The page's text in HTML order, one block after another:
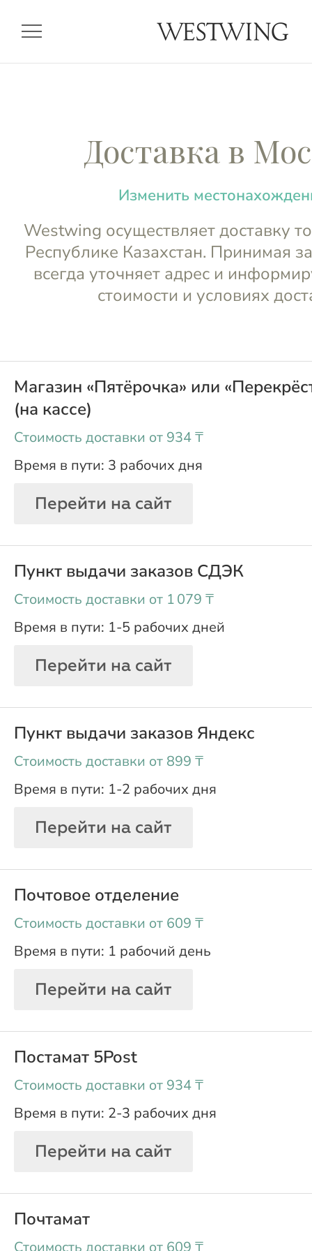
menu
Доставка в
Изменить
Westwing осуществляет доставку
Республике Казахстан. Принимая
всегда уточняет адрес и
стоимости и условиях
Магазин «Пятёрочка» или
(на кассе)
oт 934 ₸
3 рабочих дня
Перейти на сайт
Пункт выдачи заказов СДЭК
oт 1 079 ₸
1-5 рабочих дней
Перейти на сайт
Пункт выдачи заказов Яндекс
oт 899 ₸
1-2 рабочих дня
Перейти на сайт
Почтовое отделение
oт 609 ₸
1 рабочий день
Перейти на сайт
Постамат 5Post
oт 934 ₸
2-3 рабочих дня
Перейти на сайт
Почтамат
oт 609 ₸